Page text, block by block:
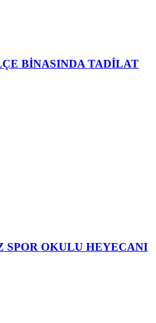
BİNASINDA TADİLAT
SPOR OKULU HEYECANI